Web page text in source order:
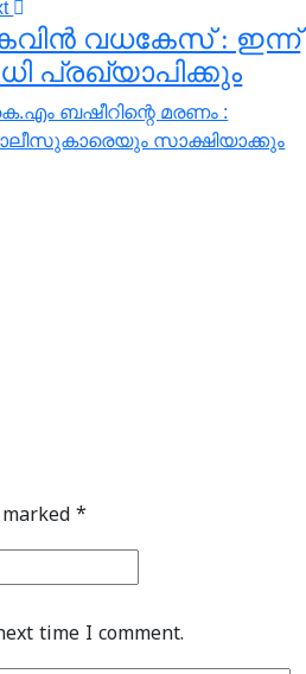
വധകേസ് : ഇന്ന്
പ്രഖ്യാപിക്കും
*
time I comment.